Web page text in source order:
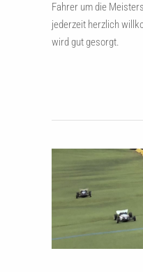
Fahrer um die
jederzeit herzlich
wird gut gesorgt.